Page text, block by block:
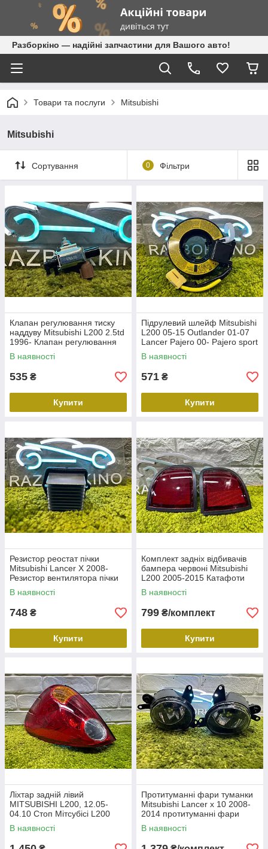
Разборкіно — надійні запчастини для Вашого авто!
Товари та послуги Mitsubishi
Mitsubishi
Сортування 0 Фільтри
Клапан регулювання тиску
наддуву Mitsubishi L200 2.5td
1996- Клапан регулювання
тиску Mitsubishi L200 NTY
ECD-MS-005
В наявності
535 ₴
Купити
Підрулевий шлейф Mitsubishi
L200 05-15 Outlander 01-07
Lancer Pajero 00- Pajero sport
08- Шлейф керма новий
Мітсубісі 8619A016
В наявності
571 ₴
Купити
Резистор реостат пічки
Mitsubishi Lancer X 2008-
Резистор вентилятора пічки
Мітсубісі Лансер 10
7802A006
В наявності
748 ₴
Купити
Комплект задніх відбивачів
бампера червоні Mitsubishi
L200 2005-2015 Катафоти
штатні пари Мітсубісі Л200
8355A015 8355A016
В наявності
799 ₴/комплект
Купити
Ліхтар задній лівий
MITSUBISHI L200, 12.05-
04.10 Стоп Мітсубісі L200
8330A009
В наявності
Протитуманні фари туманки
Mitsubishi Lancer x 10 2008-
2014 протитуманні фари
Лансер Ікс 10
В наявності